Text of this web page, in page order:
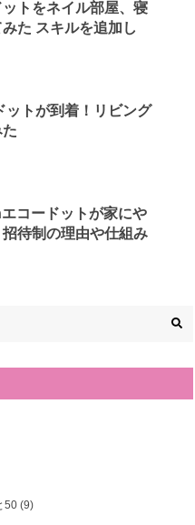
トをネイル部屋、寝
た スキルを追加し
とが増えて楽しくな
トが到着！リビング
コードットが家にや
待制の理由や仕組み
てみた。
50(9)